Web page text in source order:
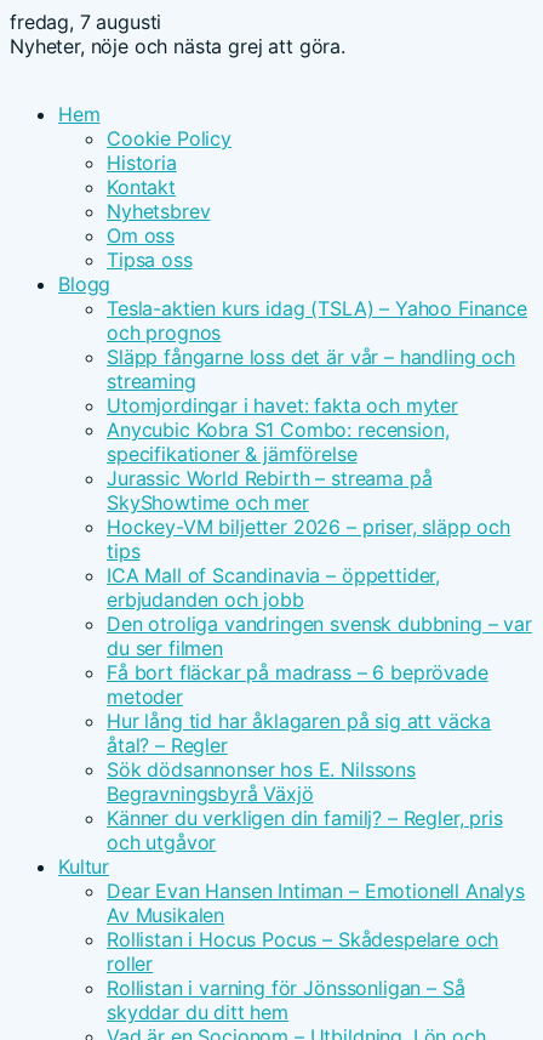
fredag, 7 augusti
Nyheter, nöje och nästa grej att göra.
Hem
Cookie Policy
Historia
Kontakt
Nyhetsbrev
Om oss
Tipsa oss
Blogg
Tesla-aktien kurs idag (TSLA) – Yahoo Finance
och prognos
Släpp fångarne loss det är vår – handling och
streaming
Utomjordingar i havet: fakta och myter
Anycubic Kobra S1 Combo: recension,
specifikationer & jämförelse
Jurassic World Rebirth – streama på
SkyShowtime och mer
Hockey-VM biljetter 2026 – priser, släpp och
tips
ICA Mall of Scandinavia – öppettider,
erbjudanden och jobb
Den otroliga vandringen svensk dubbning – var
du ser filmen
Få bort fläckar på madrass – 6 beprövade
metoder
Hur lång tid har åklagaren på sig att väcka
åtal? – Regler
Sök dödsannonser hos E. Nilssons
Begravningsbyrå Växjö
Känner du verkligen din familj? – Regler, pris
och utgåvor
Kultur
Dear Evan Hansen Intiman – Emotionell Analys
Av Musikalen
Rollistan i Hocus Pocus – Skådespelare och
roller
Rollistan i varning för Jönssonligan – Så
skyddar du ditt hem